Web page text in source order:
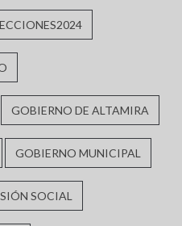
GOBIERNO DE ALTAMIRA
GOBIERNO MUNICIPAL
SOCIAL